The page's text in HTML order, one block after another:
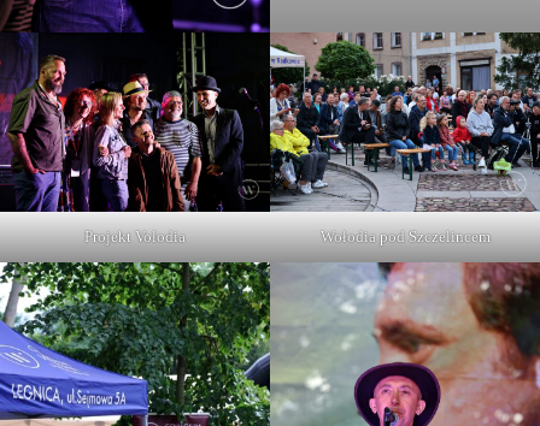
Projekt Volodia Wołodia pod Szczelincem